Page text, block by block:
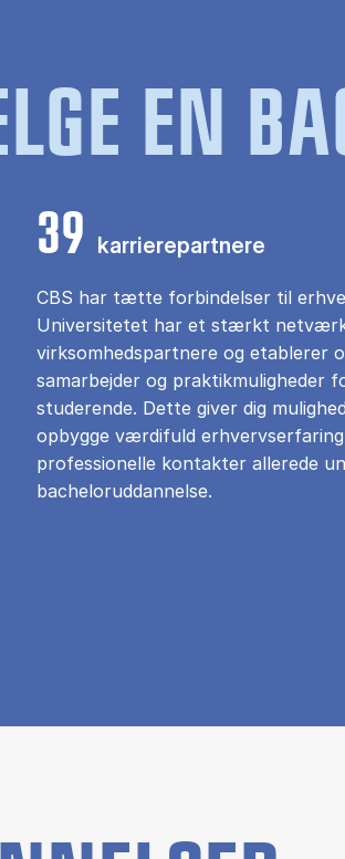
EN
39 karrierepartnere
CBS har tætte forbindelser til
Universitetet har et stærkt
virksomhedspartnere og etablerer
samarbejder og praktikmuligheder
studerende. Dette giver dig
opbygge værdifuld
professionelle kontakter allerede
bacheloruddannelse.